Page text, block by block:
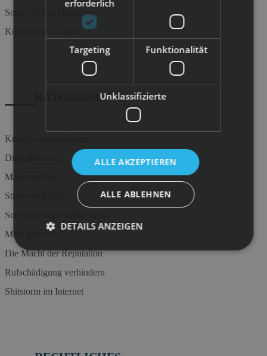
Social Media Marketing
Kostenfreie Analyse
Krisenkommunikation
Digitalisierung
Markenpflege
Streisand-Effekt
Suchergebnisse verbessern
Mein guter Ruf
Die Macht der Reputation
Rufschädigung verhindern
Shitstorm im Internet
erforderlich
Targeting Funktionalität
Unklassifizierte
ALLE AKZEPTIEREN
ALLE ABLEHNEN
DETAILS ANZEIGEN